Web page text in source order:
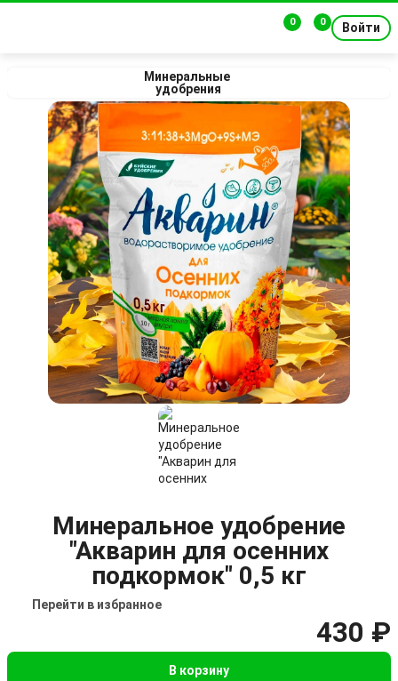
0 0 Войти
Минеральные
удобрения
Минеральное удобрение
"Акварин для осенних
подкормок" 0,5 кг
Перейти в избранное
430 ₽
В корзину